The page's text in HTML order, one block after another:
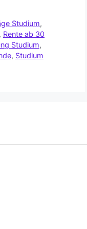
Studium,
, Rente ab 30
Studium,
, Studium